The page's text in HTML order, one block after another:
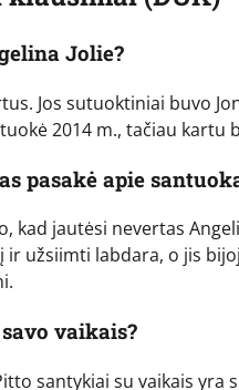
Jolie?
Jos sutuoktiniai buvo
2014 m., tačiau
pasakė apie
kad jautėsi nevertas
užsiimti labdara, o jis
vaikais?
santykiai su vaikais